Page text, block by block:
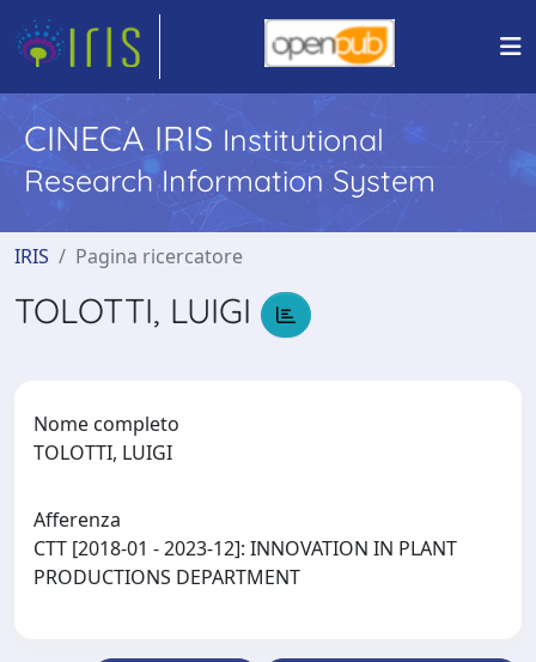
CINECA IRIS Institutional
Research Information System
IRIS Pagina ricercatore
TOLOTTI, LUIGI
Nome completo
TOLOTTI, LUIGI
Afferenza
CTT [2018-01 - 2023-12]: INNOVATION IN PLANT
PRODUCTIONS DEPARTMENT